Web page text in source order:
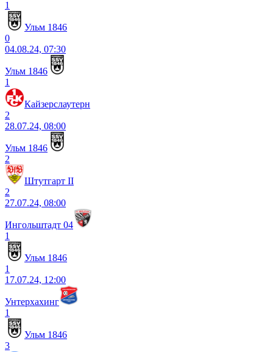
1
Ульм 1846
0
04.08.24, 07:30
Ульм 1846
1
Кайзерслаутерн
2
28.07.24, 08:00
Ульм 1846
2
Штутгарт II
2
27.07.24, 08:00
Ингольштадт 04
1
Ульм 1846
1
17.07.24, 12:00
Унтерхахинг
1
Ульм 1846
3